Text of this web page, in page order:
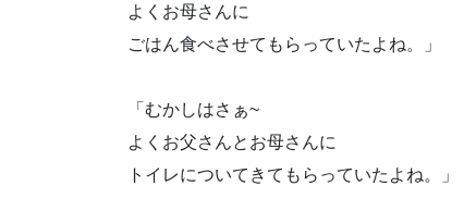
よくお母さんに
ごはん食べさせてもらっていたよね。」
「むかしはさぁ~
よくお父さんとお母さんに
トイレについてきてもらっていたよね。」